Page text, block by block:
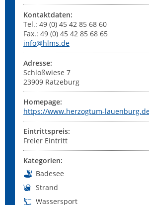
Kontaktdaten:
Tel.: 49 (0) 45 42 85 68 60
Fax.: 49 (0) 45 42 85 68 65
info@hlms.de
Adresse:
Schloßwiese 7
23909 Ratzeburg
Homepage:
https://www.herzogtum-
Eintrittspreis:
Freier Eintritt
Kategorien:
Badesee
Strand
Wassersport